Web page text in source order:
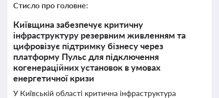
Стисло про головне:
Київщина забезпечує критичну
інфраструктуру резервним живленням та
цифровізує підтримку бізнесу через
платформу Пульс для підключення
когенераційних установок в умовах
енергетичної кризи
У Київській області критична інфраструктура